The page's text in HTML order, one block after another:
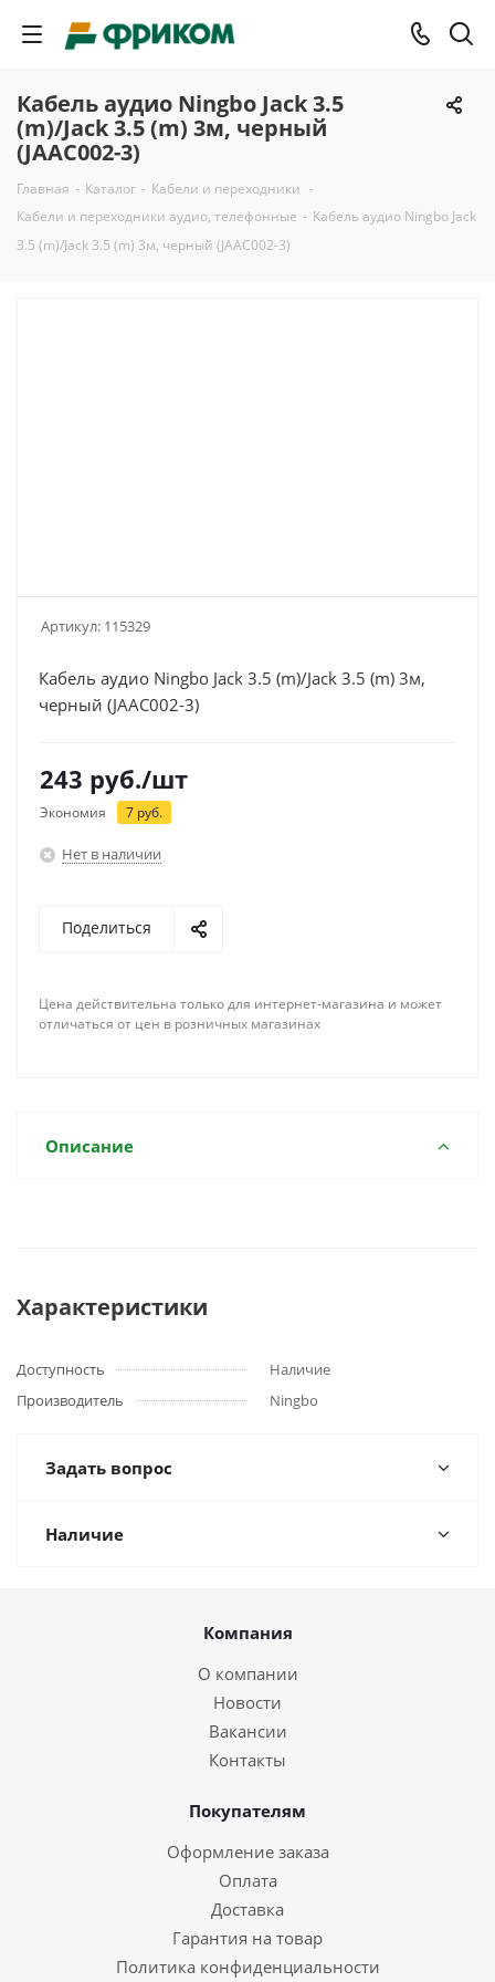
Кабель аудио Ningbo Jack 3.5
(m)/Jack 3.5 (m) 3м, черный
(JAAC002-3)
Главная - Каталог - Кабели и переходники -
Кабели и переходники аудио, телефонные - Кабель аудио Ningbo Jack
3.5 (m)/Jack 3.5 (m) 3м, черный (JAAC002-3)
Артикул: 115329
Кабель аудио Ningbo Jack 3.5 (m)/Jack 3.5 (m) 3м,
черный (JAAC002-3)
243 руб./шт
Экономия 7 руб.
Нет в наличии
Поделиться
Цена действительна только для интернет-магазина и может
отличаться от цен в розничных магазинах
Описание
Характеристики
Доступность
Наличие
Производитель
Ningbo
Задать вопрос
Наличие
Компания
О компании
Новости
Вакансии
Контакты
Покупателям
Оформление заказа
Оплата
Доставка
Гарантия на товар
Политика конфиденциальности